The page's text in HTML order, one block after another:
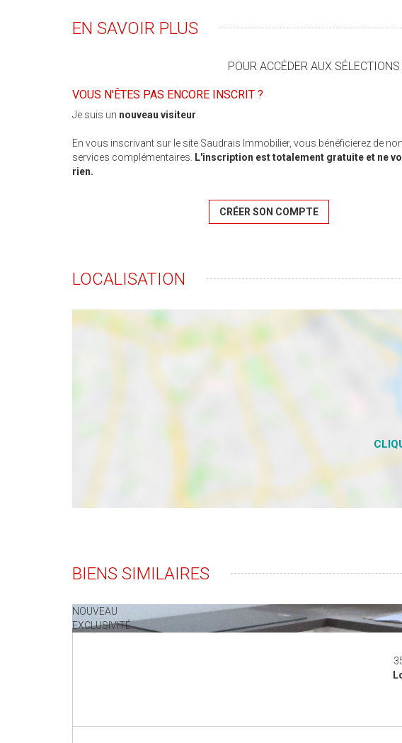
EN SAVOIR PLUS
POUR ACCÉDER AUX
VOUS N'ÊTES PAS ENCORE INSCRIT ?
Je suis un nouveau visiteur.
En vous inscrivant sur le site Saudrais Immobilier, vous bénéficierez de
services complémentaires. L'inscription est totalement gratuite et ne
rien.
CRÉER SON COMPTE
LOCALISATION
BIENS SIMILAIRES
NOUVEAU
EXCLUSIVITÉ